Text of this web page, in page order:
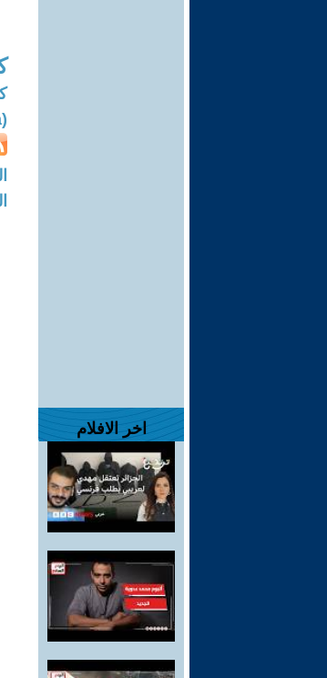
اخر الافلام
(Karam Nama)